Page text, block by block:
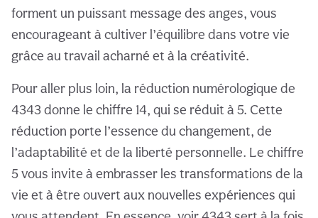
forment un puissant message des anges, vous
encourageant à cultiver l’équilibre dans votre vie
grâce au travail acharné et à la créativité.
Pour aller plus loin, la réduction numérologique de
4343 donne le chiffre 14, qui se réduit à 5. Cette
réduction porte l’essence du changement, de
l’adaptabilité et de la liberté personnelle. Le chiffre
5 vous invite à embrasser les transformations de la
vie et à être ouvert aux nouvelles expériences qui